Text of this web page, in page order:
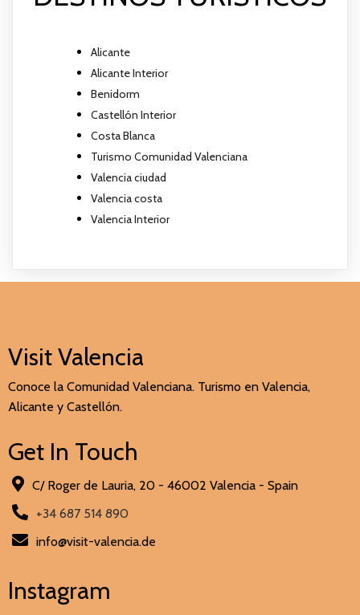
Alicante
Alicante Interior
Benidorm
Castellón Interior
Costa Blanca
Turismo Comunidad Valenciana
Valencia ciudad
Valencia costa
Valencia Interior
Visit Valencia
Conoce la Comunidad Valenciana. Turismo en Valencia,
Alicante y Castellón.
Get In Touch
C/ Roger de Lauria, 20 - 46002 Valencia - Spain
+34 687 514 890
info@visit-valencia.de
Instagram